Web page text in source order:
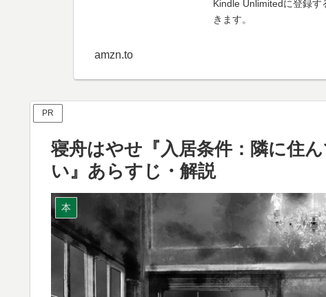
Kindle Unlimitedに登録
きます。
amzn.to
PR
寝舟はやせ『入居条件：隣に住
い』あらすじ・解説
本